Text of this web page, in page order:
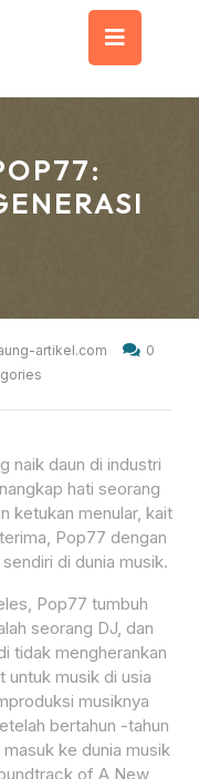
artikel.com
0
naik daun di industri
hati seorang
ketukan menular, kait
Pop77 dengan
di dunia musik.
Pop77 tumbuh
seorang DJ, dan
tidak mengherankan
untuk musik di usia
musiknya
bertahun -tahun
ke dunia musik
of A New